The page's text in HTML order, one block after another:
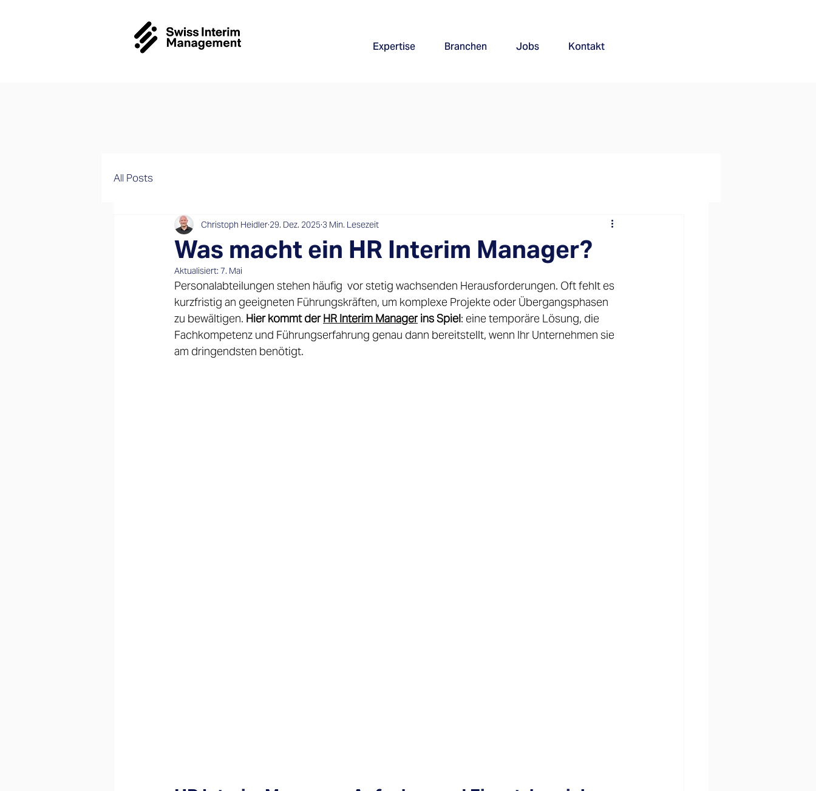
Expertise Branchen Jobs Kontakt
All Posts
Was macht ein HR Interim Manager?
Christoph Heidler 29. Dez. 2025 3 Min. Lesezeit
Aktualisiert: 7. Mai
Personalabteilungen stehen häufig  vor stetig wachsenden Herausforderungen. Oft fehlt es
kurzfristig an geeigneten Führungskräften, um komplexe Projekte oder Übergangsphasen
zu bewältigen. Hier kommt der HR Interim Manager ins Spiel: eine temporäre Lösung, die
Fachkompetenz und Führungserfahrung genau dann bereitstellt, wenn Ihr Unternehmen sie
am dringendsten benötigt.